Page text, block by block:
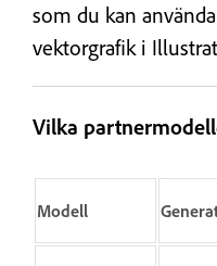
som du kan
vektorgrafik i
Vilka
Modell